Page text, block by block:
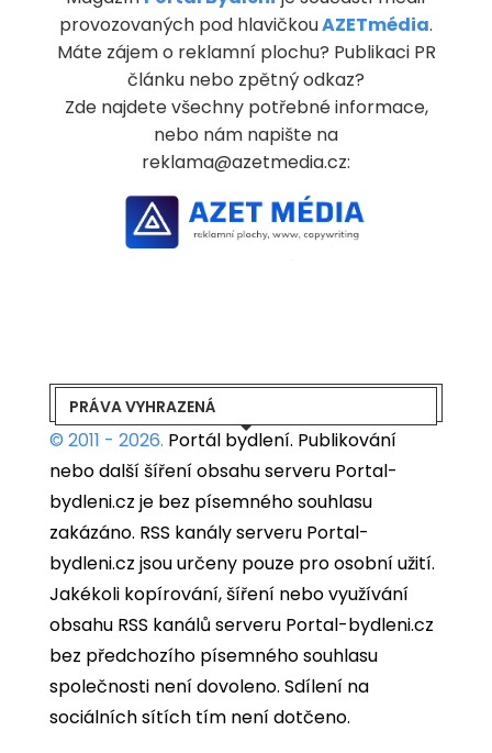
provozovaných pod hlavičkouAZETmédia.
Máte zájem o reklamní plochu? Publikaci PR
článku nebo zpětný odkaz?
Zde najdete všechny potřebné informace,
nebo nám napište na
reklama@azetmedia.cz:
PRÁVA VYHRAZENÁ
© 2011 - 2026. Portál bydlení. Publikování
nebo další šíření obsahu serveru Portal-
bydleni.cz je bez písemného souhlasu
zakázáno. RSS kanály serveru Portal-
bydleni.cz jsou určeny pouze pro osobní užití.
Jakékoli kopírování, šíření nebo využívání
obsahu RSS kanálů serveru Portal-bydleni.cz
bez předchozího písemného souhlasu
společnosti není dovoleno. Sdílení na
sociálních sítích tím není dotčeno.